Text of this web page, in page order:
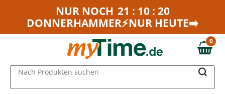
Zum Hauptinhalt springen
Zur Navigation springen
NUR NOCH 21 : 10 : 20
DONNERHAMMER⚡NUR HEUTE➡️
0,00 €
0
Nach Produkten suchen